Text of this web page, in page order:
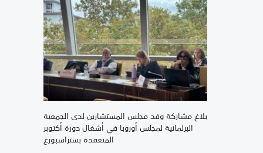
بلاغ مشاركة وفد مجلس المستشارين لدى الجمعية
البرلمانية لمجلس أوروبا في أشغال دورة أكتوبر
المنعقدة بستراسبورغ